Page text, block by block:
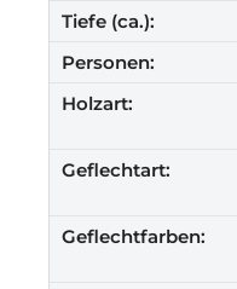
Tiefe (ca.):
Personen:
Holzart:
Geflechtart:
Geflechtfarben: